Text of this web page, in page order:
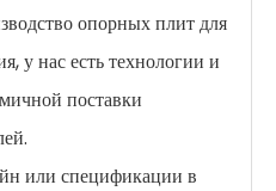
опорных плит для
у нас есть технологии и
поставки
или спецификации в